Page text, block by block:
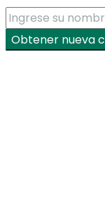
Obtener nueva